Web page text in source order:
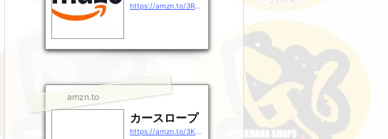
amzn.to
カースロープ